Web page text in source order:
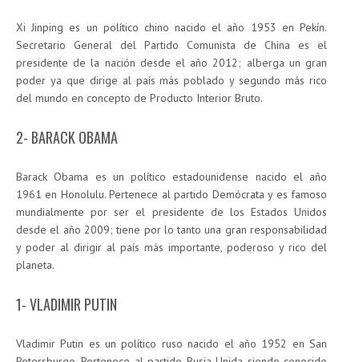
Xi Jinping es un político chino nacido el año 1953 en Pekín.
Secretario General del Partido Comunista de China es el
presidente de la nación desde el año 2012; alberga un gran
poder ya que dirige al país más poblado y segundo más rico
del mundo en concepto de Producto Interior Bruto.
2- BARACK OBAMA
Barack Obama es un político estadounidense nacido el año
1961 en Honolulu. Pertenece al partido Demócrata y es famoso
mundialmente por ser el presidente de los Estados Unidos
desde el año 2009; tiene por lo tanto una gran responsabilidad
y poder al dirigir al país más importante, poderoso y rico del
planeta.
1- VLADIMIR PUTIN
Vladimir Putin es un político ruso nacido el año 1952 en San